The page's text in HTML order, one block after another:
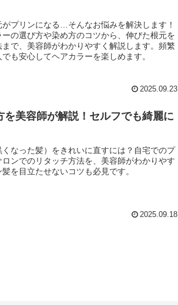
プリンになる…そんなお悩みを解決します！
の選び方や染め方のコツから、伸びた根元を
で、美容師がわかりやすく解説します。頻繁
も安心してヘアカラーを楽しめます。
2025.09.23
を美容師が解説！セルフでも綺麗に
なった髪）をきれいに直すには？自宅でのプ
ロンでのリタッチ方法を、美容師がわかりやす
を目立たせないコツも必見です。
2025.09.18